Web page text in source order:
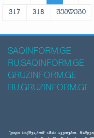
317 318 შემდეგი
SAQINFORM.GE
RU.SAQINFORM.GE
GRUZINFORM.GE
RU.GRUZINFORM.GE